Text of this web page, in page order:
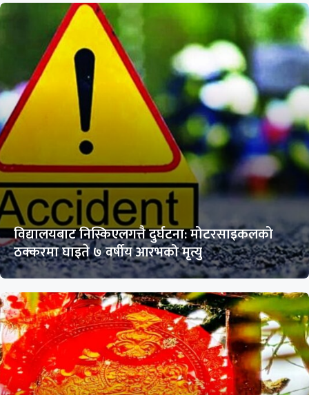
विद्यालयबाट निस्किएलगत्तै दुर्घटना: मोटरसाइकलको
ठक्करमा घाइते ७ वर्षीय आरभको मृत्यु